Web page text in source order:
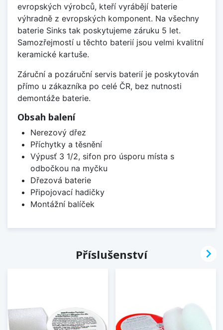
evropských výrobců, kteří vyrábějí baterie
výhradně z evropských komponent. Na všechny
baterie Sinks tak poskytujeme záruku 5 let.
Samozřejmostí u těchto baterií jsou velmi kvalitní
keramické kartuše.
Záruční a pozáruční servis baterií je poskytován
přímo u zákazníka po celé ČR, bez nutnosti
demontáže baterie.
Obsah balení
Nerezový dřez
Příchytky a těsnění
Výpusť 3 1/2, sifon pro úsporu místa s
odbočkou na myčku
Dřezová baterie
Připojovací hadičky
Montážní balíček
Příslušenství 